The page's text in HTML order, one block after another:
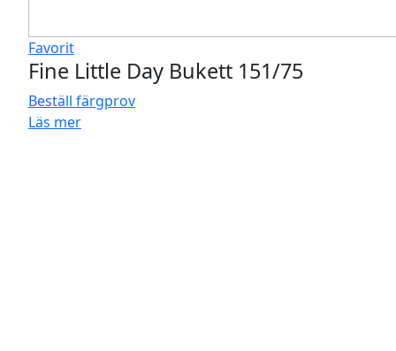
Favorit
Fine Little Day Bukett 151/75
Beställ färgprov
Läs mer